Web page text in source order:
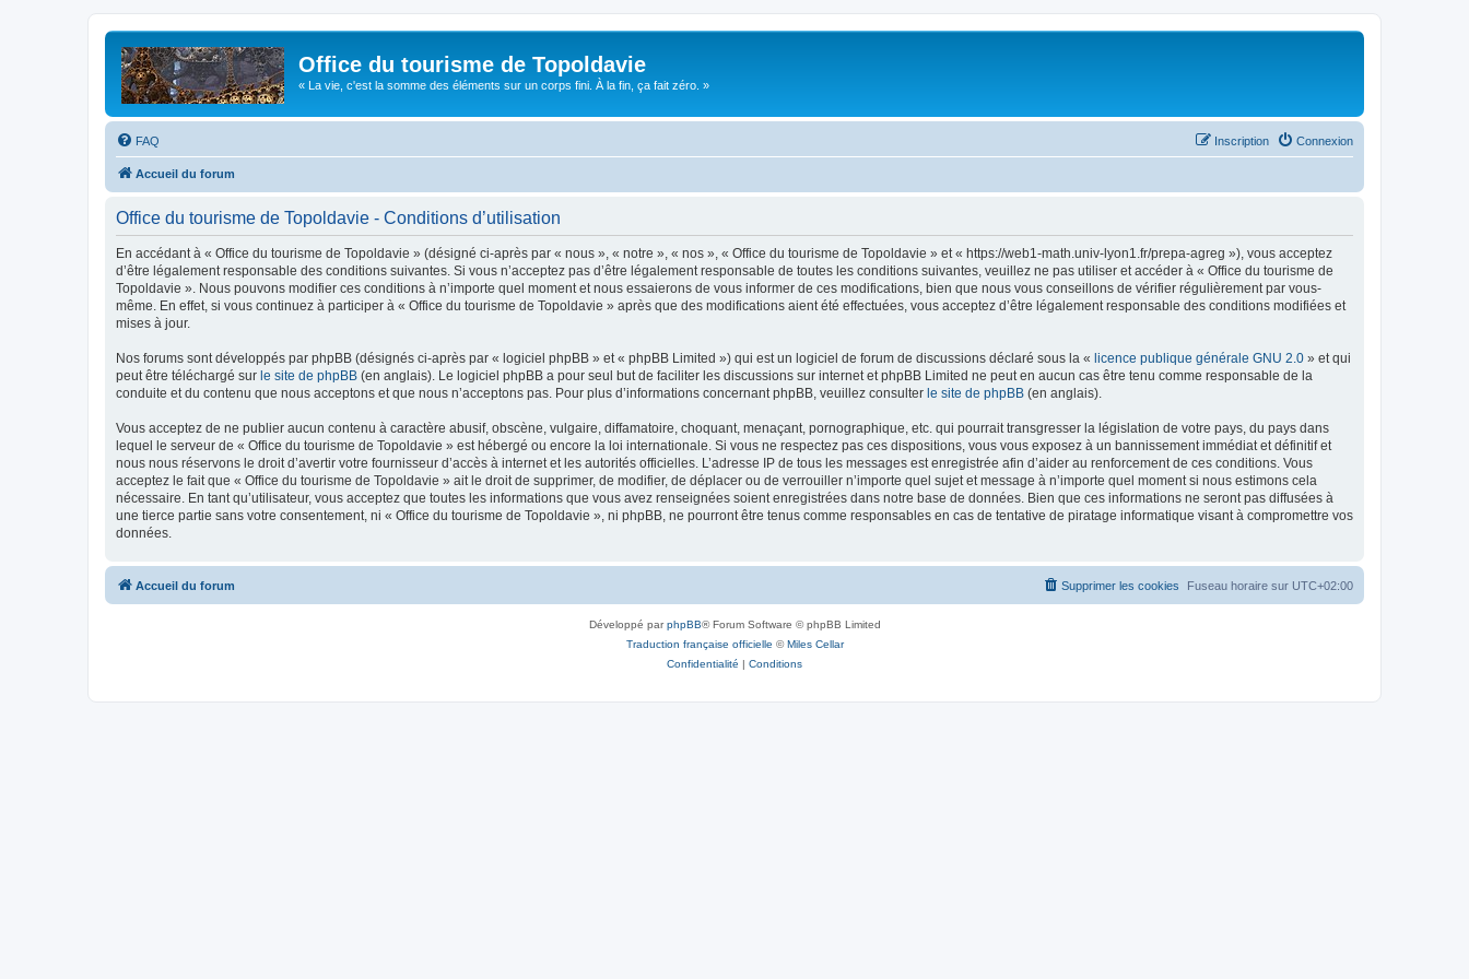
Office du tourisme de Topoldavie
« La vie, c'est la somme des éléments sur un corps fini. À la fin, ça fait zéro. »
FAQ Connexion
Inscription
Accueil du forum
Office du tourisme de Topoldavie - Conditions d’utilisation
En accédant à « Office du tourisme de Topoldavie » (désigné ci-après par « nous », « notre », « nos », « Office du tourisme de Topoldavie » et « https://web1-math.univ-lyon1.fr/prepa-agreg »), vous acceptez
d’être légalement responsable des conditions suivantes. Si vous n’acceptez pas d’être légalement responsable de toutes les conditions suivantes, veuillez ne pas utiliser et accéder à « Office du tourisme de
Topoldavie ». Nous pouvons modifier ces conditions à n’importe quel moment et nous essaierons de vous informer de ces modifications, bien que nous vous conseillons de vérifier régulièrement par vous-
même. En effet, si vous continuez à participer à « Office du tourisme de Topoldavie » après que des modifications aient été effectuées, vous acceptez d’être légalement responsable des conditions modifiées et
mises à jour.
Nos forums sont développés par phpBB (désignés ci-après par « logiciel phpBB » et « phpBB Limited ») qui est un logiciel de forum de discussions déclaré sous la « licence publique générale GNU 2.0 » et qui
peut être téléchargé sur le site de phpBB (en anglais). Le logiciel phpBB a pour seul but de faciliter les discussions sur internet et phpBB Limited ne peut en aucun cas être tenu comme responsable de la
conduite et du contenu que nous acceptons et que nous n’acceptons pas. Pour plus d’informations concernant phpBB, veuillez consulter le site de phpBB (en anglais).
Vous acceptez de ne publier aucun contenu à caractère abusif, obscène, vulgaire, diffamatoire, choquant, menaçant, pornographique, etc. qui pourrait transgresser la législation de votre pays, du pays dans
lequel le serveur de « Office du tourisme de Topoldavie » est hébergé ou encore la loi internationale. Si vous ne respectez pas ces dispositions, vous vous exposez à un bannissement immédiat et définitif et
nous nous réservons le droit d’avertir votre fournisseur d’accès à internet et les autorités officielles. L’adresse IP de tous les messages est enregistrée afin d’aider au renforcement de ces conditions. Vous
acceptez le fait que « Office du tourisme de Topoldavie » ait le droit de supprimer, de modifier, de déplacer ou de verrouiller n’importe quel sujet et message à n’importe quel moment si nous estimons cela
nécessaire. En tant qu’utilisateur, vous acceptez que toutes les informations que vous avez renseignées soient enregistrées dans notre base de données. Bien que ces informations ne seront pas diffusées à
une tierce partie sans votre consentement, ni « Office du tourisme de Topoldavie », ni phpBB, ne pourront être tenus comme responsables en cas de tentative de piratage informatique visant à compromettre vos
données.
Accueil du forum Fuseau horaire sur UTC+02:00
Supprimer les cookies
Développé parphpBB® Forum Software © phpBB Limited
Traduction française officielle ©Miles Cellar
Confidentialité | Conditions